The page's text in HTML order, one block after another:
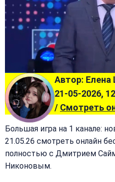
Автор: Елена
21-05-2026,
/ Смотреть
Большая игра на 1 канале:
21.05.26 смотреть онлайн
полностью с Дмитрием
Никоновым.